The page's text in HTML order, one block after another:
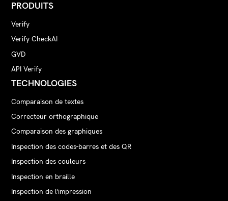
PRODUITS
Verify
Verify CheckAI
GVD
API Verify
TECHNOLOGIES
Comparaison de textes
Correcteur orthographique
Comparaison des graphiques
Inspection des codes-barres et des QR
Inspection des couleurs
Inspection en braille
Inspection de l'impression